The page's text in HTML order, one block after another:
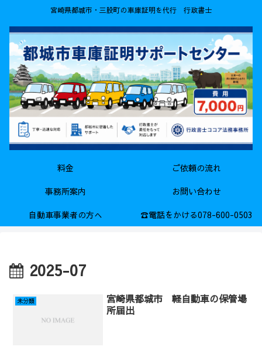
宮崎県都城市・三股町の車庫証明を代行 行政書士
料金
ご依頼の流れ
事務所案内
お問い合わせ
自動車事業者の方へ
☎電話をかける078-600-0503
2025-07
未分類
宮崎県都城市 軽自動車の保管場
所届出